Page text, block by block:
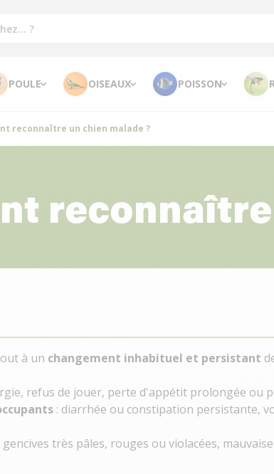
POULE OISEAUX POISSON
reconnaître un chien malade ?
à un changement inhabituel et persistant
refus de jouer, perte d'appétit prolongée ou
: diarrhée ou constipation persistante,
gencives très pâles, rouges ou violacées,